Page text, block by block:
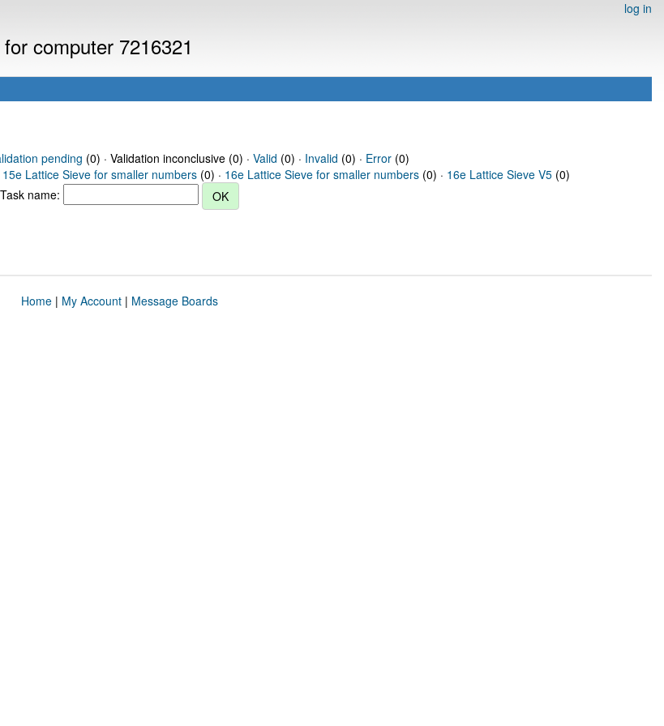
log in
computer 7216321
pending (0) · Validation inconclusive (0) · Valid (0) · Invalid (0) · Error(0)
15e Lattice Sieve for smaller numbers (0) · 16e Lattice Sieve for smaller numbers (0) · 16e Lattice Sieve V5 (0)
Task name:
Home| My Account| Message Boards